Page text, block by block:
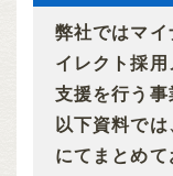
弊社ではマ
イレクト採
支援を行う事
以下資料で
にてまとめ